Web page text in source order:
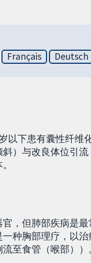
Français Deutsch
以下患有囊性纤维
）与改良体位引
，但肺部疾病是
种胸部理疗，以
至食管（喉部））